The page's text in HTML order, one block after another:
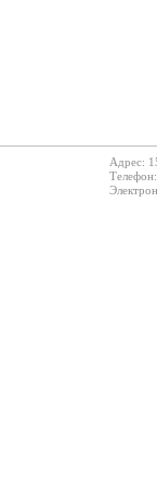
Адрес: